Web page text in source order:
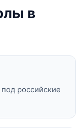
в
российские